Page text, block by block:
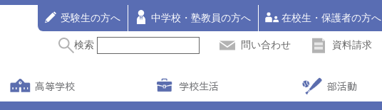
検索 問い合わせ 資料請求
受験生の方へ 中学校・塾教員の方へ 在校生・保護者の方へ
高等学校 学校生活 部活動